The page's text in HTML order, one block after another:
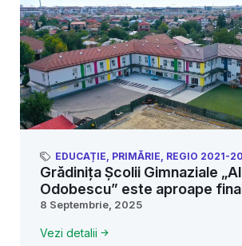
EDUCAȚIE, PRIMĂRIE, REGIO 2021-
Grădinița Școlii Gimnaziale
Odobescu” este aproape
8 Septembrie, 2025
Vezi detalii